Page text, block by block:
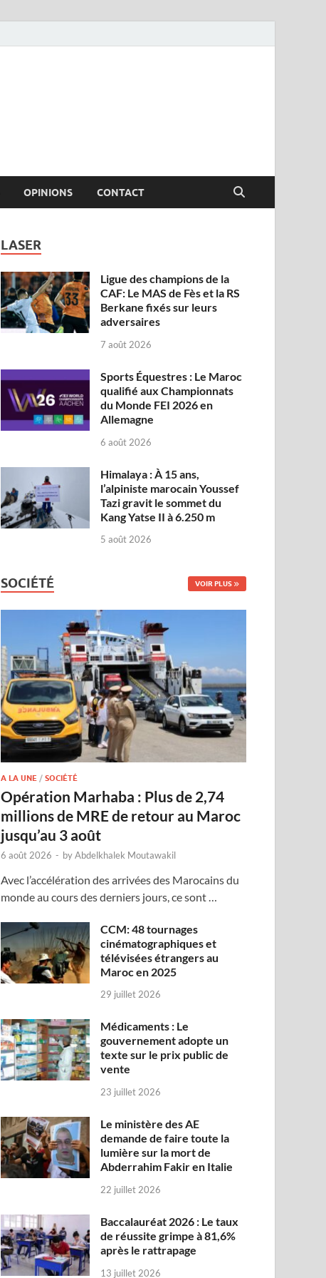
OPINIONS CONTACT
LASER
Ligue des champions de la
CAF: Le MAS de Fès et la RS
Berkane fixés sur leurs
adversaires
7 août 2026
Sports Équestres : Le Maroc
qualifié aux Championnats
du Monde FEI 2026 en
Allemagne
6 août 2026
Himalaya : À 15 ans,
l’alpiniste marocain Youssef
Tazi gravit le sommet du
Kang Yatse II à 6.250 m
5 août 2026
SOCIÉTÉ VOIR PLUS
A LA UNE /SOCIÉTÉ
Opération Marhaba : Plus de 2,74
millions de MRE de retour au Maroc
jusqu’au 3 août
6 août 2026 - byAbdelkhalek Moutawakil
Avec l’accélération des arrivées des Marocains du
monde au cours des derniers jours, ce sont …
CCM: 48 tournages
cinématographiques et
télévisées étrangers au
Maroc en 2025
29 juillet 2026
Médicaments : Le
gouvernement adopte un
texte sur le prix public de
vente
23 juillet 2026
Le ministère des AE
demande de faire toute la
lumière sur la mort de
Abderrahim Fakir en Italie
22 juillet 2026
Baccalauréat 2026 : Le taux
de réussite grimpe à 81,6%
après le rattrapage
13 juillet 2026